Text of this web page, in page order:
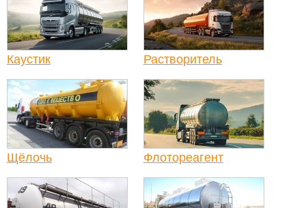
Каустик Растворитель
Щёлочь Флотореагент